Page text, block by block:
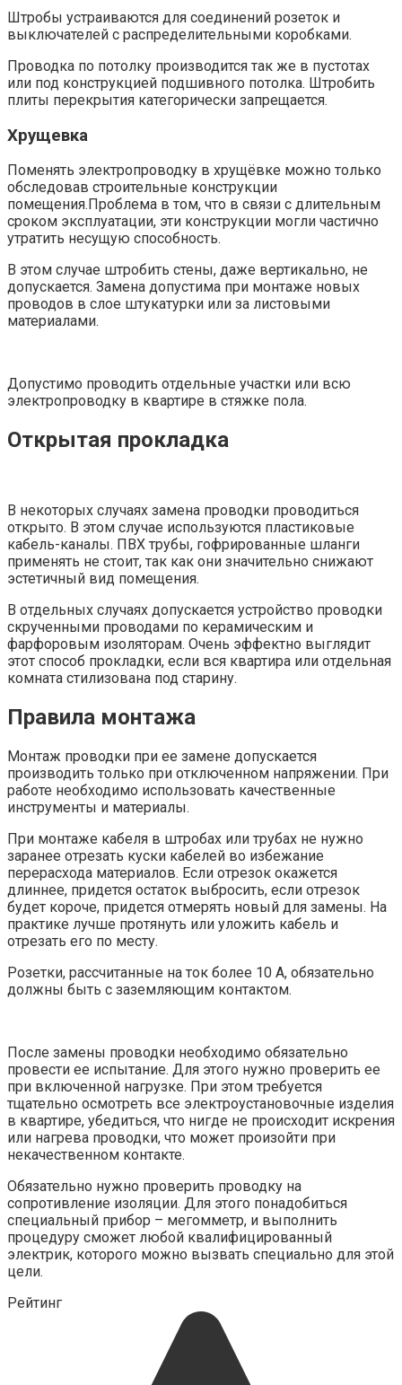
Штробы устраиваются для соединений розеток и
выключателей с распределительными коробками.
Проводка по потолку производится так же в пустотах
или под конструкцией подшивного потолка. Штробить
плиты перекрытия категорически запрещается.
Хрущевка
Поменять электропроводку в хрущёвке можно только
обследовав строительные конструкции
помещения.Проблема в том, что в связи с длительным
сроком эксплуатации, эти конструкции могли частично
утратить несущую способность.
В этом случае штробить стены, даже вертикально, не
допускается. Замена допустима при монтаже новых
проводов в слое штукатурки или за листовыми
материалами.
Допустимо проводить отдельные участки или всю
электропроводку в квартире в стяжке пола.
Открытая прокладка
В некоторых случаях замена проводки проводиться
открыто. В этом случае используются пластиковые
кабель-каналы. ПВХ трубы, гофрированные шланги
применять не стоит, так как они значительно снижают
эстетичный вид помещения.
В отдельных случаях допускается устройство проводки
скрученными проводами по керамическим и
фарфоровым изоляторам. Очень эффектно выглядит
этот способ прокладки, если вся квартира или отдельная
комната стилизована под старину.
Правила монтажа
Монтаж проводки при ее замене допускается
производить только при отключенном напряжении. При
работе необходимо использовать качественные
инструменты и материалы.
При монтаже кабеля в штробах или трубах не нужно
заранее отрезать куски кабелей во избежание
перерасхода материалов. Если отрезок окажется
длиннее, придется остаток выбросить, если отрезок
будет короче, придется отмерять новый для замены. На
практике лучше протянуть или уложить кабель и
отрезать его по месту.
Розетки, рассчитанные на ток более 10 А, обязательно
должны быть с заземляющим контактом.
После замены проводки необходимо обязательно
провести ее испытание. Для этого нужно проверить ее
при включенной нагрузке. При этом требуется
тщательно осмотреть все электроустановочные изделия
в квартире, убедиться, что нигде не происходит искрения
или нагрева проводки, что может произойти при
некачественном контакте.
Обязательно нужно проверить проводку на
сопротивление изоляции. Для этого понадобиться
специальный прибор – мегомметр, и выполнить
процедуру сможет любой квалифицированный
электрик, которого можно вызвать специально для этой
цели.
Рейтинг